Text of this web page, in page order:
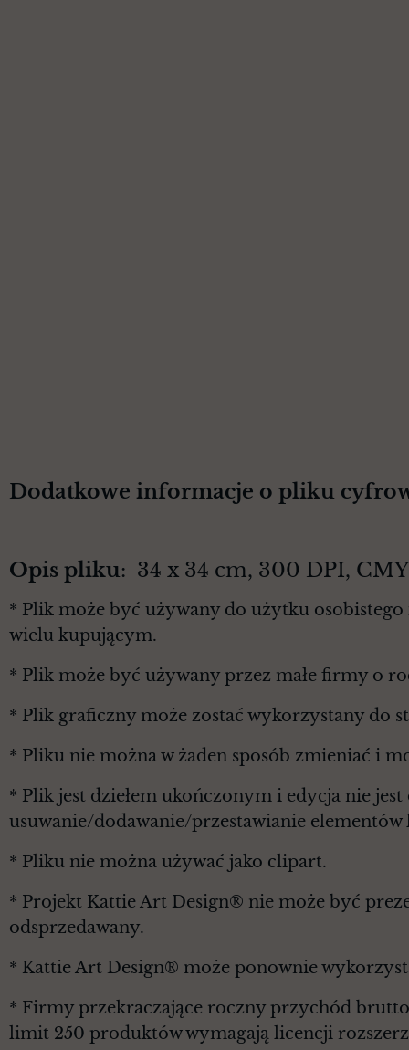
Dodatkowe informacje o pliku
Opis pliku: 34 x 34 cm, 300 DPI,
* Plik może być używany do użytku
wielu kupującym.
* Plik może być używany przez małe firmy o
* Plik graficzny może zostać wykorzystany do
* Pliku nie można w żaden sposób zmieniać i
* Plik jest dziełem ukończonym i edycja nie
usuwanie/dodawanie/przestawianie
* Pliku nie można używać jako clipart.
* Projekt Kattie Art Design® nie może być
odsprzedawany.
* Kattie Art Design® może ponownie
* Firmy przekraczające roczny przychód
limit 250 produktów wymagają licencji